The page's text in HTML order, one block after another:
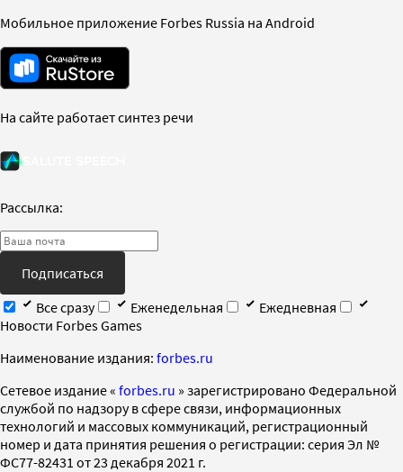
Мобильное приложение Forbes Russia на Android
На сайте работает синтез речи
Рассылка:
Подписаться
Все сразу
Еженедельная
Ежедневная
Новости Forbes Games
Наименование издания: forbes.ru
Cетевое издание « forbes.ru » зарегистрировано Федеральной
службой по надзору в сфере связи, информационных
технологий и массовых коммуникаций, регистрационный
номер и дата принятия решения о регистрации: серия Эл №
ФС77-82431 от 23 декабря 2021 г.